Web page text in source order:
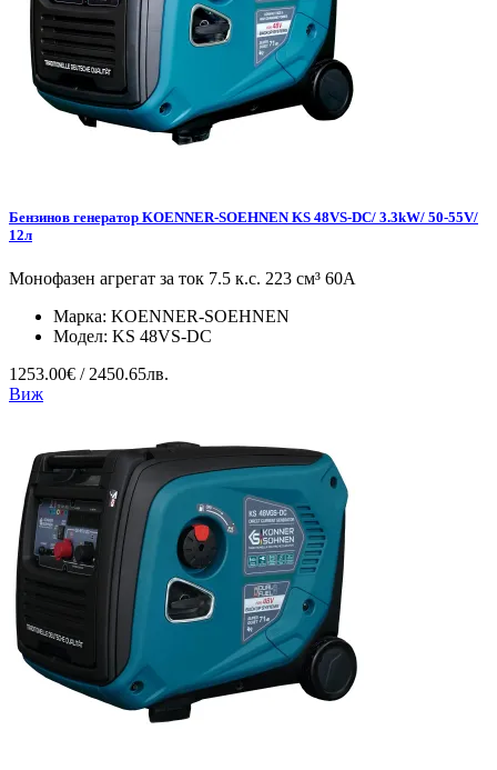
Бензинов генератор KOENNER-SOEHNEN KS 48VS-DC/ 3.3kW/ 50-55V/
12л
Монофазен агрегат за ток 7.5 к.с. 223 см³ 60А
Марка: KOENNER-SOEHNEN
Модел: KS 48VS-DC
1253.00€ / 2450.65лв.
Виж